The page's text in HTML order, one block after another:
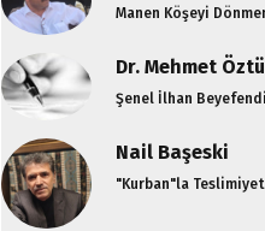
Manen Köşeyi
Dr. Mehmet
Şenel İlhan
Nail Başeski
"Kurban"la